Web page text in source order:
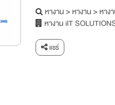
หางาน>หางาน>หาง
หางาน iIT
แชร์